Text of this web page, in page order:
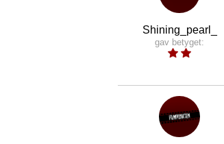
Shining_pearl_
gav betyget: